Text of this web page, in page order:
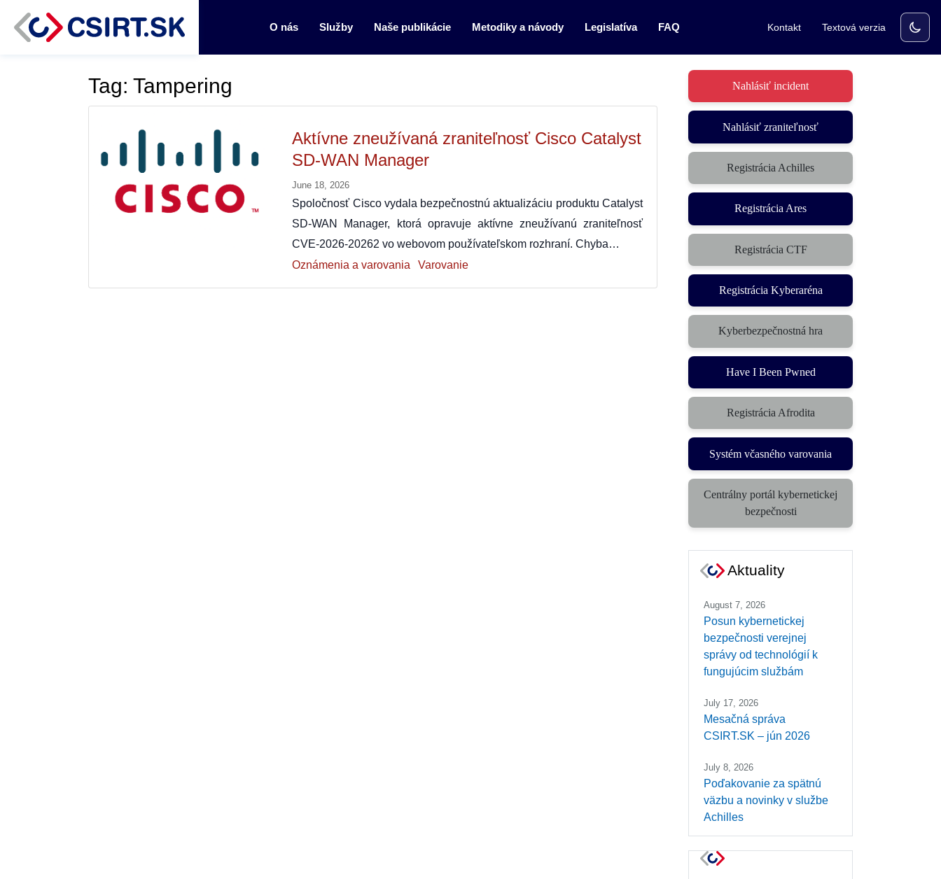
O nás Služby Naše publikácie Metodiky a návody Legislatíva FAQ Kontakt Textová verzia
Tag: Tampering
Aktívne zneužívaná zraniteľnosť Cisco Catalyst
SD-WAN Manager
June 18, 2026
Spoločnosť Cisco vydala bezpečnostnú aktualizáciu produktu Catalyst
SD-WAN Manager, ktorá opravuje aktívne zneužívanú zraniteľnosť
CVE-2026-20262 vo webovom používateľskom rozhraní. Chyba…
Oznámenia a varovania
Varovanie
Nahlásiť incident
Nahlásiť zraniteľnosť
Registrácia Achilles
Registrácia Ares
Registrácia CTF
(otvorí sa v novom okne)
Registrácia Kyberaréna
Kyberbezpečnostná hra
(otvorí sa v novom okne)
Have I Been Pwned
Registrácia Afrodita
Systém včasného varovania
(otvorí sa v novom okne)
Centrálny portál kybernetickej
bezpečnosti(otvorí sa v novom okne)
Aktuality
August 7, 2026
Posun kybernetickej
bezpečnosti verejnej
správy od technológií k
fungujúcim službám
July 17, 2026
Mesačná správa
CSIRT.SK – jún 2026
July 8, 2026
Poďakovanie za spätnú
väzbu a novinky v službe
Achilles